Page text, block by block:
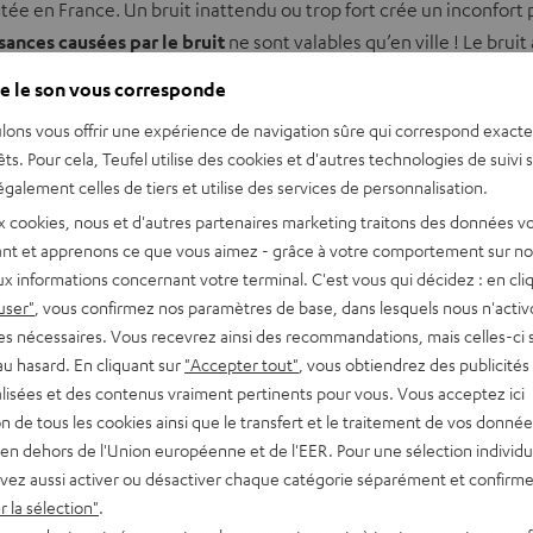
en France. Un bruit inattendu ou trop fort crée un
causées par le bruit ne sont valables qu’en ville ! Le
son amplifié . Les lieux qui organisent de façon régulière des
dB(A) sur 15 minutes et 118 dB(C) sur 15 minutes. Cette
le son vous corresponde
vous offrir une expérience de navigation sûre qui correspond
Pour cela, Teufel utilise des cookies et d'autres technologies de suivi
celles de tiers et utilise des services de personnalisation.
cookies, nous et d'autres partenaires marketing traitons des données
et apprenons ce que vous aimez - grâce à votre comportement sur
informations concernant votre terminal. C'est vous qui décidez : en
, vous confirmez nos paramètres de base, dans lesquels nous
nécessaires. Vous recevrez ainsi des recommandations, mais celles-ci
hasard. En cliquant sur "Accepter tout" , vous obtiendrez des publicités
et des contenus vraiment pertinents pour vous. Vous acceptez ici
de tous les cookies ainsi que le transfert et le traitement de vos
dehors de l'Union européenne et de l'EER. Pour une sélection
aussi activer ou désactiver chaque catégorie séparément et
la sélection".